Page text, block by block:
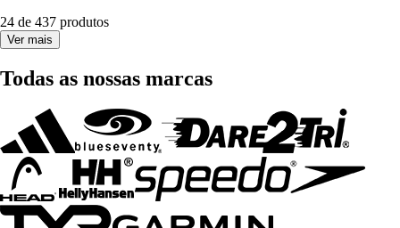
24 de 437 produtos
Ver mais
Todas as nossas marcas